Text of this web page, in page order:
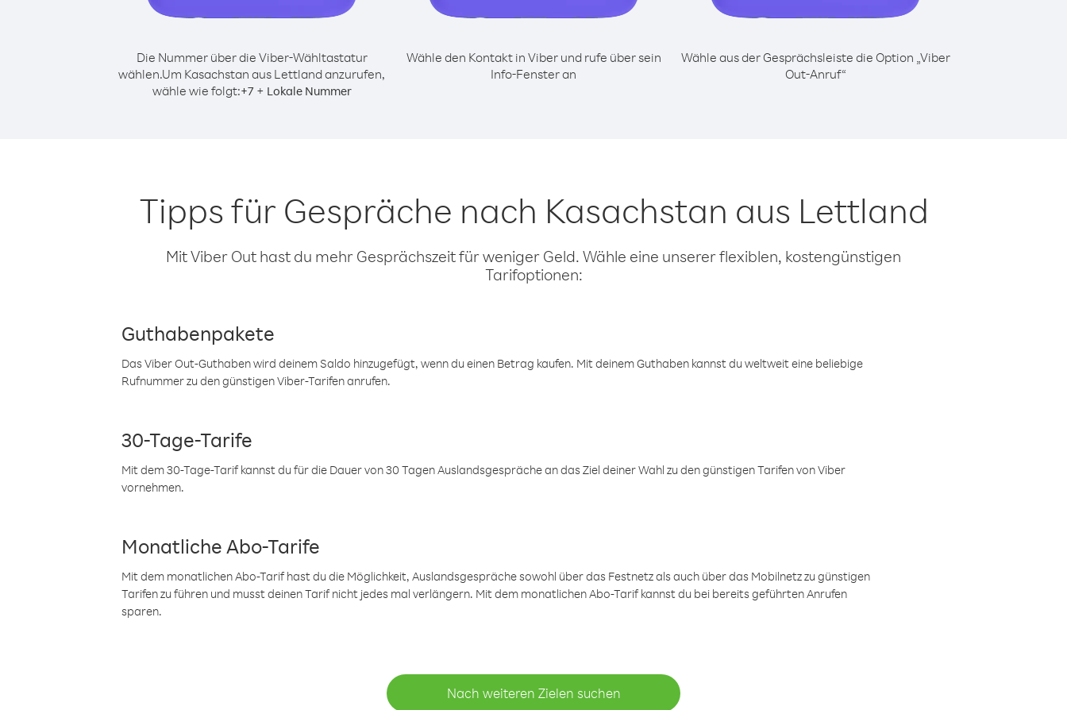
Die Nummer über die Viber-Wähltastatur
wählen.Um Kasachstan aus Lettland anzurufen,
wähle wie folgt:+7+ Lokale Nummer
Wähle den Kontakt in Viber und rufe über sein
Info-Fenster an
Wähle aus der Gesprächsleiste die Option „Viber
Out-Anruf“
Tipps für Gespräche nach Kasachstan aus Lettland
Mit Viber Out hast du mehr Gesprächszeit für weniger Geld. Wähle eine unserer flexiblen, kostengünstigen
Tarifoptionen:
Guthabenpakete
Das Viber Out-Guthaben wird deinem Saldo hinzugefügt, wenn du einen Betrag kaufen. Mit deinem Guthaben kannst du weltweit eine beliebige
Rufnummer zu den günstigen Viber-Tarifen anrufen.
30-Tage-Tarife
Mit dem 30-Tage-Tarif kannst du für die Dauer von 30 Tagen Auslandsgespräche an das Ziel deiner Wahl zu den günstigen Tarifen von Viber
vornehmen.
Monatliche Abo-Tarife
Mit dem monatlichen Abo-Tarif hast du die Möglichkeit, Auslandsgespräche sowohl über das Festnetz als auch über das Mobilnetz zu günstigen
Tarifen zu führen und musst deinen Tarif nicht jedes mal verlängern. Mit dem monatlichen Abo-Tarif kannst du bei bereits geführten Anrufen
sparen.
Nach weiteren Zielen suchen